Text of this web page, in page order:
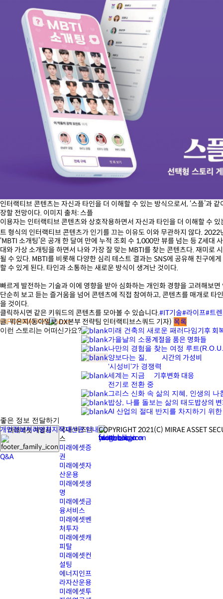
인터랙티브 콘텐츠는 자신과 타인을 더 이해할 수 있는 방식으로서, ‘스플’과
장할 전망이다. 이미지 출처: 스플
이용자는 인터랙티브 콘텐츠와 상호작용하면서 자신과 타인을 더 이해할 수
트 형식의 인터랙티브 콘텐츠가 인기를 끄는 이유도 이와 무관하지 않다. 2022
‘MBTI 소개팅’은 공개 한 달여 만에 누적 조회 수 1,000만 뷰를 넘는 등 Z세대
대와 가상 소개팅을 하면서 나와 가장 잘 맞는 MBTI를 찾는 콘텐츠다. 재미로
될 수 있다. MBTI를 비롯해 다양한 심리 테스트 결과는 SNS에 공유해 친구에
할 수 있게 된다. 타인과 소통하는 새로운 방식이 생겨난 것이다.
빠르게 발전하는 기술과 이에 영향을 받아 심화하는 개인화 경향을 고려해보
단순히 보고 듣는 즐거움을 넘어 콘텐츠에 직접 참여하고, 콘텐츠를 매개로
을 것이다.
클릭하시면 같은 키워드의 콘텐츠를 모아볼 수 있습니다.#IT기술#라이프#트
INFORMATION
글. 위은지(동아일보 DX본부 전략팀 인터랙티브스쿼드 기자) 목록
이런 스토리는 어떠신가요? 미래 건축의 새로운 패러다임기후 회
가을날의 소풍계절을 품은 명화들
나만의 경험을 찾는 여정 루트
양보다는 질,
‘시성비’가 경쟁력
시간의 가성비
세계는 지금
전기로 전환 중
기후변화 대응
그리스 신화 속 삶의 지혜, 인생의 나
밥상, 나를 돌보는 삶의 태도밥상의
AI 산업의 절대 반지를 차지하기 위
좋은 정보 전달하기
NEWS
LETTER
EVENT
Q&A
미래에셋 계열사
국내 비즈니
스
미래에셋증
권
미래에셋자
산운용
미래에셋생
명
미래에셋금
융서비스
미래에셋벤
처투자
미래에셋캐
피탈
미래에셋컨
설팅
에너지인프
라자산운용
미래에셋투
개인정보처리방침지적재산권 안내COPYRIGHT 2021(C) MIRAE ASSET